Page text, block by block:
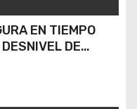
EN TIEMPO
DE